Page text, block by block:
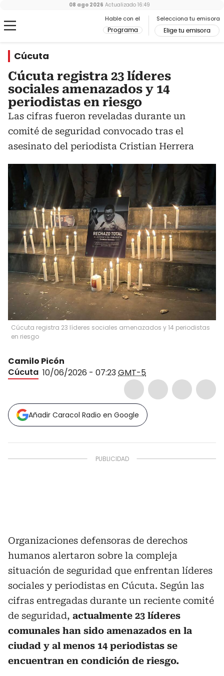
Hable con el
Programa
Selecciona tu emisora
Elige tu emisora
08 ago 2026 Actualizado 16:49
Cúcuta
Cúcuta registra 23 líderes
sociales amenazados y 14
periodistas en riesgo
Las cifras fueron reveladas durante un
comité de seguridad convocado tras el
asesinato del periodista Cristian Herrera
Cúcuta registra 23 líderes sociales amenazados y 14 periodistas
en riesgo
Camilo Picón
Cúcuta 10/06/2026 - 07:23GMT-5
Añadir Caracol Radio en Google
Organizaciones defensoras de derechos
humanos alertaron sobre la compleja
situación de seguridad que enfrentan líderes
sociales y periodistas en Cúcuta. Según las
cifras entregadas durante un reciente comité
de seguridad, actualmente 23 líderes
comunales han sido amenazados en la
ciudad y al menos 14 periodistas se
encuentran en condición de riesgo.